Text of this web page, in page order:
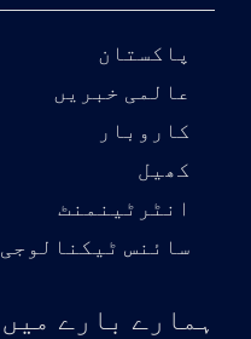
پاکستان
عالمی خبریں
کاروبار
کھیل
انٹرٹینمنٹ
سائنس ٹیکنالوجی
ہمارے بارے میں